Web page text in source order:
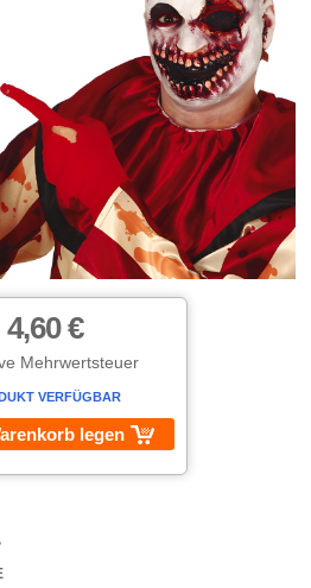
4,60 €
Mehrwertsteuer
VERFÜGBAR
legen